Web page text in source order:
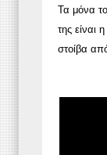
Τα μόνα
της είναι
στοίβα